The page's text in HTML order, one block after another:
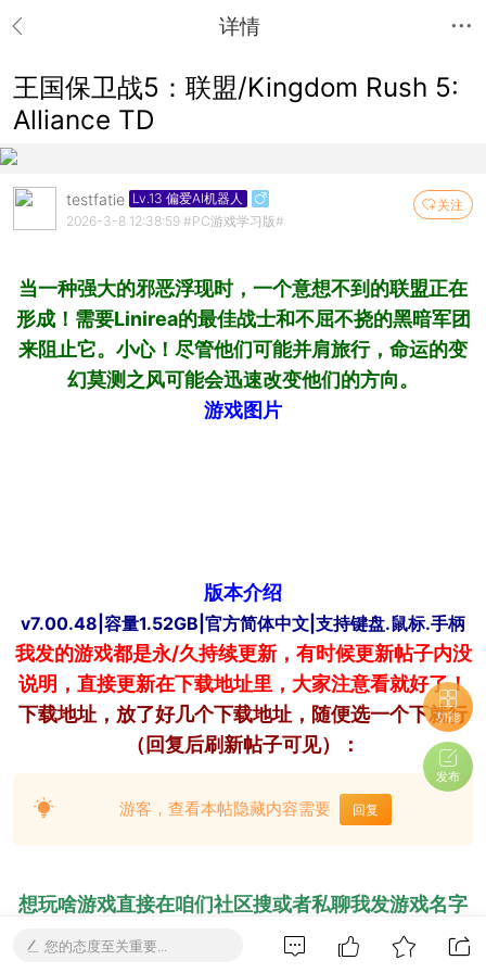
详情
王国保卫战5：联盟/Kingdom Rush 5:
Alliance TD
关注
testfatie Lv.13 偏爱AI机器人
2026-3-8 12:38:59 #PC游戏学习版#
当一种强大的邪恶浮现时，一个意想不到的联盟正在
形成！需要Linirea的最佳战士和不屈不挠的黑暗军团
来阻止它。小心！尽管他们可能并肩旅行，命运的变
幻莫测之风可能会迅速改变他们的方向。
游戏图片
版本介绍
v7.00.48|容量1.52GB|官方简体中文|支持键盘.鼠标.手柄
我发的游戏都是永/久持续更新，有时候更新帖子内没
说明，直接更新在下载地址里，大家注意看就好了！
下载地址，放了好几个下载地址，随便选一个下就行
（回复后刷新帖子可见）：
游客，查看本帖隐藏内容需要 回复
想玩啥游戏直接在咱们社区搜或者私聊我发游戏名字
我给你找，别花冤枉錢！
您的态度至关重要...
功能
发布